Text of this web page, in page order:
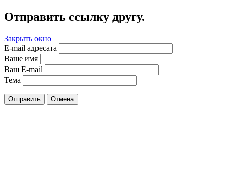
Отправить ссылку другу.
Закрыть окно
E-mail адресата
Ваше имя
Ваш E-mail
Тема
Отправить Отмена